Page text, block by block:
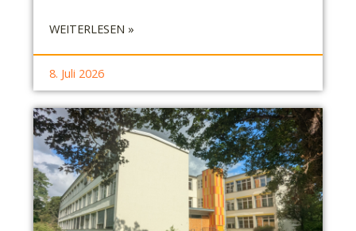
H
U
WEITERLESEN »:
D
E
R
8. Juli 2026